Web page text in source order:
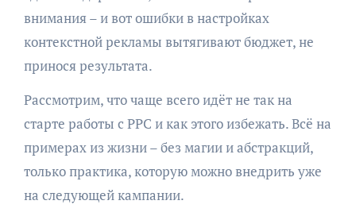
внимания – и вот ошибки в настройках
контекстной рекламы вытягивают бюджет, не
принося результата.
Рассмотрим, что чаще всего идёт не так на
старте работы с PPC и как этого избежать. Всё на
примерах из жизни – без магии и абстракций,
только практика, которую можно внедрить уже
на следующей кампании.